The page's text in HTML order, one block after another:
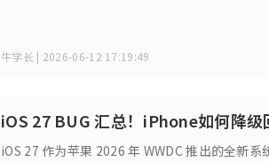
牛学长 | 2026-06-12 17:19:49
iOS 27 BUG 汇总！iPhone如何降级
iOS 27 作为苹果 2026 年 WWDC 推出的全新